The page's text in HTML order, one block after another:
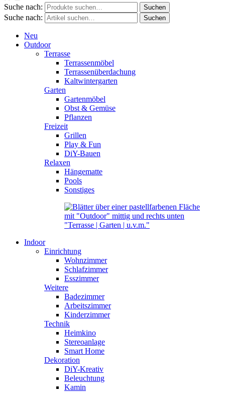
Suche nach:
Suche nach:
Neu
Outdoor
Terrasse
Terrassenmöbel
Terrassenüberdachung
Kaltwintergarten
Garten
Gartenmöbel
Obst & Gemüse
Pflanzen
Freizeit
Grillen
Play & Fun
DiY-Bauen
Relaxen
Hängematte
Pools
Sonstiges
Indoor
Einrichtung
Wohnzimmer
Schlafzimmer
Esszimmer
Weitere
Badezimmer
Arbeitszimmer
Kinderzimmer
Technik
Heimkino
Stereoanlage
Smart Home
Dekoration
DiY-Kreativ
Beleuchtung
Kamin